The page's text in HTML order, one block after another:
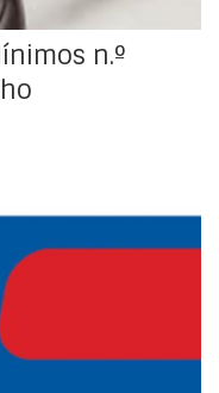
19 de novembro e 4,
que decorrerão
de Lisboa,
n.º
e Organizações do
Emprego (BTE).